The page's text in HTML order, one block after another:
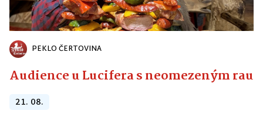
PEKLO ČERTOVINA
Audience u Lucifera s neomezeným
21. 08.